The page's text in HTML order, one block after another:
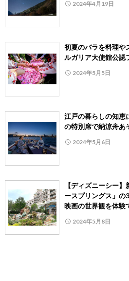
2024年4月19日
初夏のバラを料理
ルガリア大使館公認
2024年5月5日
江戸の暮らしの知
の特別席で納涼舟あ
2024年5月6日
【ディズニーシー
ースプリングス」
映画の世界観を体験
2024年5月8日